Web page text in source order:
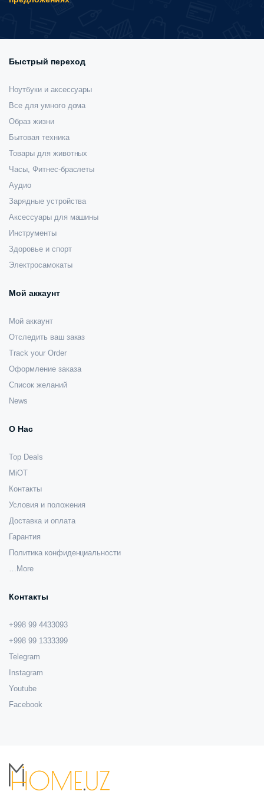
Быстрый переход
Ноутбуки и аксессуары
Все для умного дома
Образ жизни
Бытовая техника
Товары для животных
Часы, Фитнес-браслеты
Аудио
Зарядные устройства
Аксессуары для машины
Инструменты
Здоровье и спорт
Электросамокаты
Мой аккаунт
Мой аккаунт
Отследить ваш заказ
Track your Order
Оформление заказа
Список желаний
News
О Нас
Top Deals
MiOT
Контакты
Условия и положения
Доставка и оплата
Гарантия
Политика конфиденциальности
…More
Контакты
+998 99 4433093
+998 99 1333399
Telegram
Instagram
Youtube
Facebook